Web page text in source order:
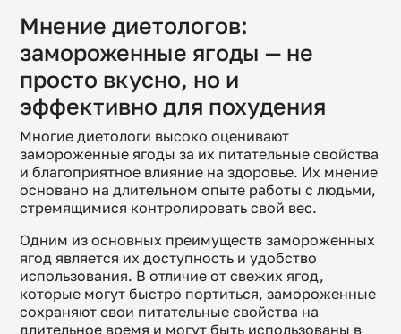
Мнение диетологов:
замороженные ягоды — не
просто вкусно, но и
эффективно для похудения
Многие диетологи высоко оценивают
замороженные ягоды за их питательные свойства
и благоприятное влияние на здоровье. Их мнение
основано на длительном опыте работы с людьми,
стремящимися контролировать свой вес.
Одним из основных преимуществ замороженных
ягод является их доступность и удобство
использования. В отличие от свежих ягод,
которые могут быстро портиться, замороженные
сохраняют свои питательные свойства на
длительное время и могут быть использованы в